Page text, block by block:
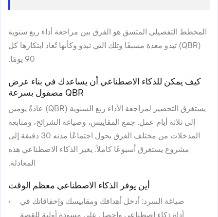
المخطط التفصيلي المتسق هو الفرق بين مراجعة أداء ربع سنوية
(QBR) تبدو معدة مسبقًا وتلك التي تبدو وكأنها تُعاد ابتكارها كل
90 يومًا.
كيف يمكن للذكاء الاصطناعي أن يساعدك في بناء عرض
QBR مصقول بسرعة
يستغرق التحضير لمراجعة الأداء ربع السنوية (QBR) عادةً يومين
إلى ثلاثة أيام عمل. جمع المقاييس، وصياغة الشرائح، ومتابعة
المدخلات من مختلف الفرق يحول اجتماعًا مدته 30 دقيقة إلى
مشروع يستغرق أسبوعًا كاملاً. يغير الذكاء الاصطناعي هذه
المعادلة.
أين يوفر الذكاء الاصطناعي معظم الوقت
صياغة السرد: أدخل أهدافك ومقاييسك وإخفاقاتك في
أداة ذكاء اصطناعي واحصل على مسودة أولية للقصة